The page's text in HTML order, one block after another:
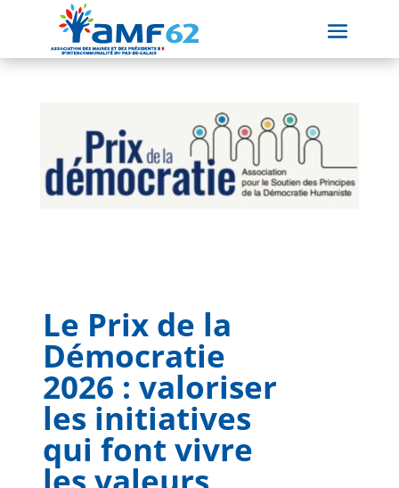
Le Prix de la
Démocratie
2026 : valoriser
les initiatives
qui font vivre